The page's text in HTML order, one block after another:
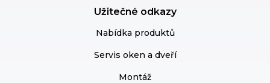
Užitečné odkazy
Nabídka produktů
Servis oken a dveří
Montáž